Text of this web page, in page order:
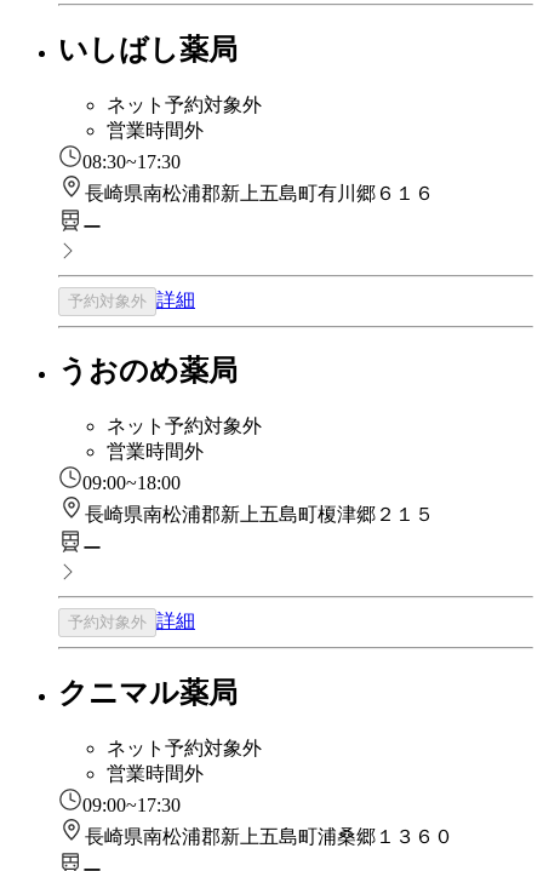
いしばし薬局
ネット予約対象外
営業時間外
08:30~17:30
長崎県南松浦郡新上五島町有川郷６１６
ー
予約対象外 詳細
うおのめ薬局
ネット予約対象外
営業時間外
09:00~18:00
長崎県南松浦郡新上五島町榎津郷２１５
ー
予約対象外 詳細
クニマル薬局
ネット予約対象外
営業時間外
09:00~17:30
長崎県南松浦郡新上五島町浦桑郷１３６０